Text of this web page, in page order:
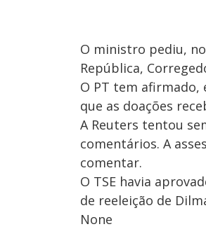
O ministro pediu,
República,
O PT tem afirmado,
que as doações
A Reuters tentou
comentários. A
comentar.
O TSE havia
de reeleição de
None